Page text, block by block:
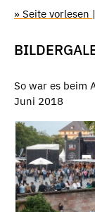
» Seite vorlesen |
So war es beim
Juni 2018